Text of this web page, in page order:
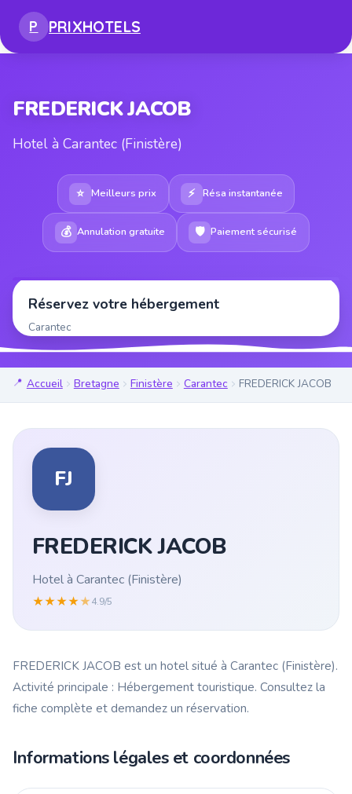
P PRIXHOTELS
FREDERICK JACOB
Hotel à Carantec (Finistère)
⭐ Meilleurs prix ⚡ Résa instantanée
💰 Annulation gratuite 🛡 Paiement sécurisé
Réservez votre hébergement
Carantec
Accueil Bretagne Finistère Carantec FREDERICK JACOB
FJ
FREDERICK JACOB
Hotel à Carantec (Finistère)
★★★★★4.9/5
FREDERICK JACOB est un hotel situé à Carantec (Finistère).
Activité principale : Hébergement touristique. Consultez la
fiche complète et demandez un réservation.
Informations légales et coordonnées